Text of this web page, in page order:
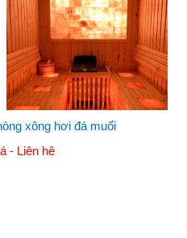
xông hơi đá muối
- Liên hê